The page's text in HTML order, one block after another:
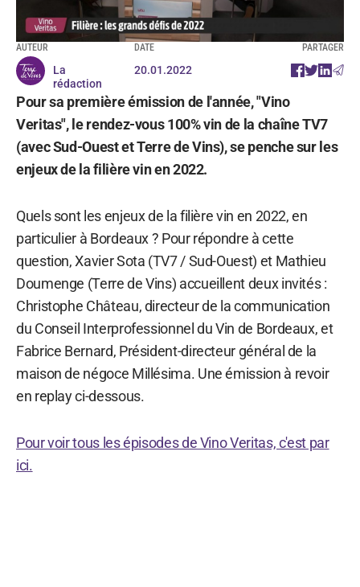
AUTEUR
La
rédaction
DATE
20.01.2022
PARTAGER
Pour sa première émission de l'année, "Vino
Veritas", le rendez-vous 100% vin de la chaîne TV7
(avec Sud-Ouest et Terre de Vins), se penche sur les
enjeux de la filière vin en 2022.
Quels sont les enjeux de la filière vin en 2022, en
particulier à Bordeaux ? Pour répondre à cette
question, Xavier Sota (TV7 / Sud-Ouest) et Mathieu
Doumenge (Terre de Vins) accueillent deux invités :
Christophe Château, directeur de la communication
du Conseil Interprofessionnel du Vin de Bordeaux, et
Fabrice Bernard, Président-directeur général de la
maison de négoce Millésima. Une émission à revoir
en replay ci-dessous.
Pour voir tous les épisodes de Vino Veritas, c'est par
ici.